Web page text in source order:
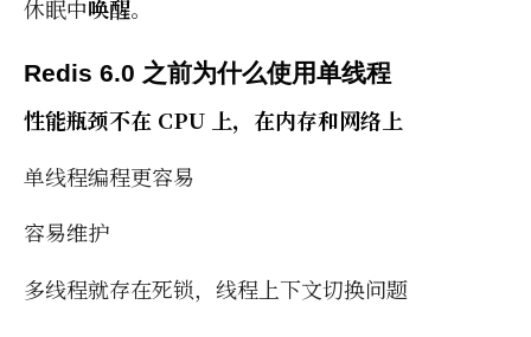
休眠中唤醒。
Redis 6.0 之前为什么使用单线程
性能瓶颈不在 CPU 上，在内存和网络上
单线程编程更容易
容易维护
多线程就存在死锁，线程上下文切换问题